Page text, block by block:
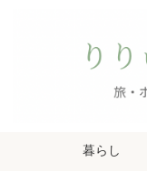
暮らし